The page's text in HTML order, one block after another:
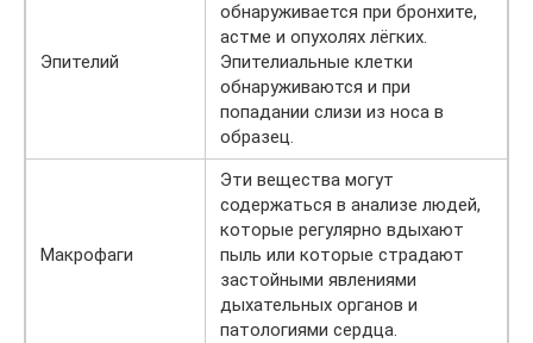
Эпителий
обнаруживается при бронхите,
астме и опухолях лёгких.
Эпителиальные клетки
обнаруживаются и при
попадании слизи из носа в
образец.
Макрофаги
Эти вещества могут
содержаться в анализе людей,
которые регулярно вдыхают
пыль или которые страдают
застойными явлениями
дыхательных органов и
патологиями сердца.